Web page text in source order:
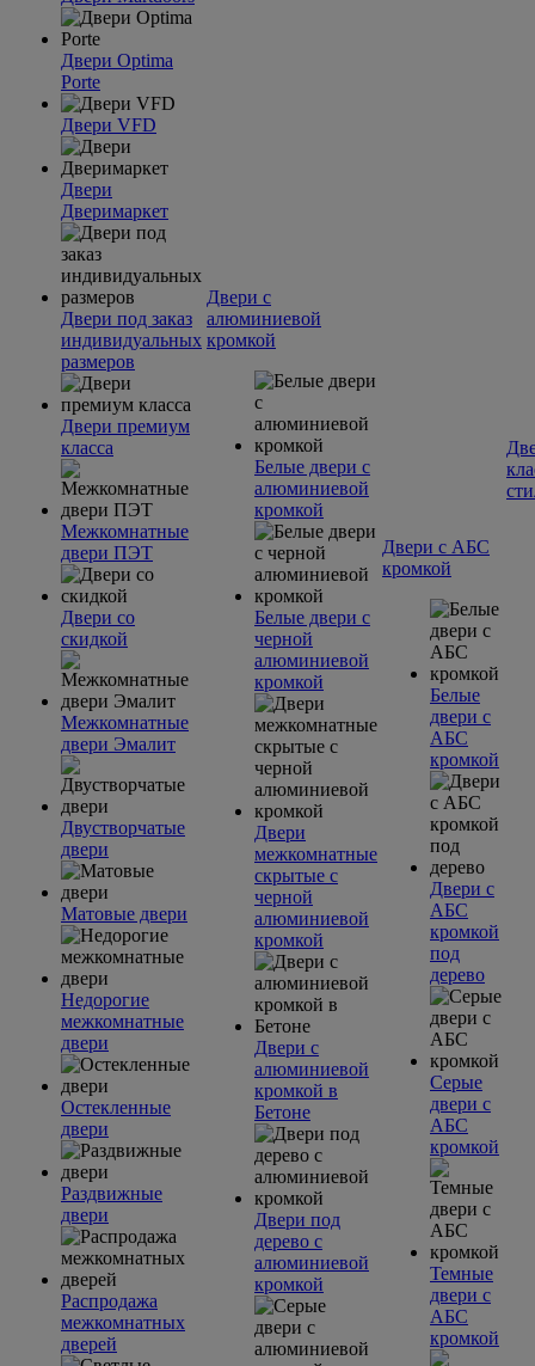
Двери Optima
Porte
Двери VFD
Двери
Дверимаркет
Двери под заказ
индивидуальных
размеров
Двери премиум
класса
Межкомнатные
двери ПЭТ
Двери со
скидкой
Межкомнатные
двери Эмалит
Двустворчатые
двери
Матовые двери
Недорогие
межкомнатные
двери
Остекленные
двери
Раздвижные
двери
Распродажа
межкомнатных
дверей
Двери с
алюминиевой
кромкой
Белые двери с
алюминиевой
кромкой
Белые двери с
черной
алюминиевой
кромкой
Двери
межкомнатные
скрытые с
черной
алюминиевой
кромкой
Двери с
алюминиевой
кромкой в
Бетоне
Двери под
дерево с
алюминиевой
кромкой
Двери с АБС
кромкой
Белые
двери с
АБС
кромкой
Двери с
АБС
кромкой
под
дерево
Серые
двери с
АБС
кромкой
Темные
двери с
АБС
кромкой